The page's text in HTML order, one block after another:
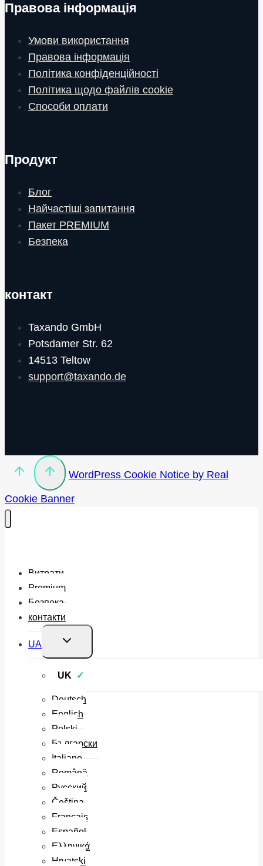
Правова інформація
Умови використання
Правова інформація
Політика конфіденційності
Політика щодо файлів cookie
Способи оплати
Продукт
Блог
Найчастіші запитання
Пакет PREMIUM
Безпека
контакт
Taxando GmbH
Potsdamer Str. 62
14513 Teltow
support@taxando.de
WordPress Cookie Notice by Real
Cookie Banner
Витрати
Premium
Безпека
контакти
UA
Перемкнути
нащадка
UK
Deutsch
English
Polski
Български
Italiano
Română
Русский
Čeština
Français
Español
Ελληνικά
Hrvatski